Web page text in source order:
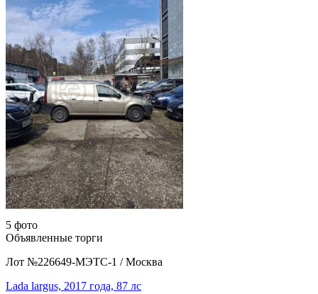
5 фото
Объявленные торги
Лот №226649-МЭТС-1 / Москва
Lada largus, 2017 года, 87 лс